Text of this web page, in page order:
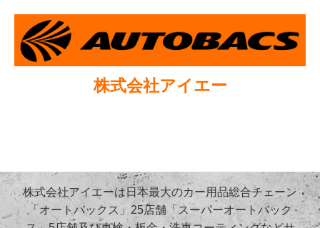
株式会社アイエー
株式会社アイエーは日本最大のカー用品総合チェーン
「オートバックス」25店舗「スーパーオートバック